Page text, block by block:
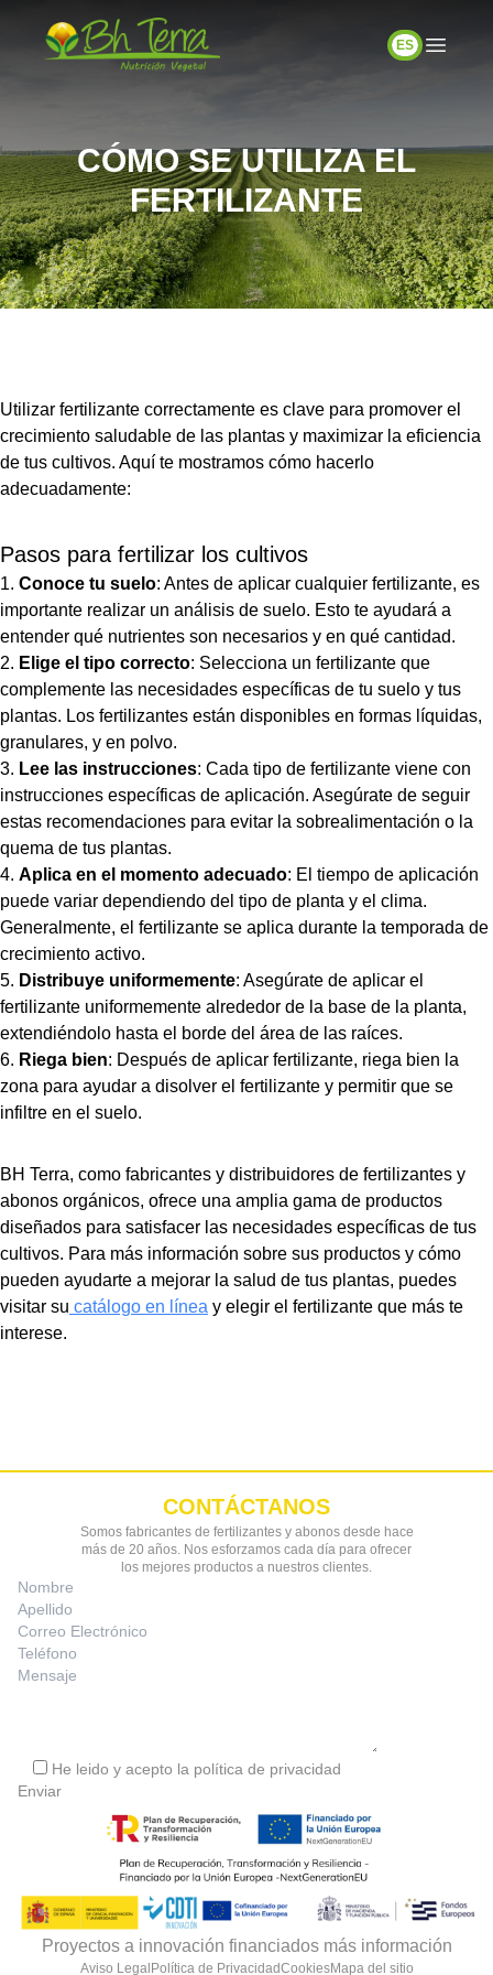
ES
CÓMO SE UTILIZA EL
FERTILIZANTE
Utilizar fertilizante correctamente es clave para promover el
crecimiento saludable de las plantas y maximizar la eficiencia
de tus cultivos. Aquí te mostramos cómo hacerlo
adecuadamente:
Pasos para fertilizar los cultivos
Conoce tu suelo: Antes de aplicar cualquier fertilizante, es
importante realizar un análisis de suelo. Esto te ayudará a
entender qué nutrientes son necesarios y en qué cantidad.
Elige el tipo correcto: Selecciona un fertilizante que
complemente las necesidades específicas de tu suelo y tus
plantas. Los fertilizantes están disponibles en formas líquidas,
granulares, y en polvo.
Lee las instrucciones: Cada tipo de fertilizante viene con
instrucciones específicas de aplicación. Asegúrate de seguir
estas recomendaciones para evitar la sobrealimentación o la
quema de tus plantas.
Aplica en el momento adecuado: El tiempo de aplicación
puede variar dependiendo del tipo de planta y el clima.
Generalmente, el fertilizante se aplica durante la temporada de
crecimiento activo.
Distribuye uniformemente: Asegúrate de aplicar el
fertilizante uniformemente alrededor de la base de la planta,
extendiéndolo hasta el borde del área de las raíces.
Riega bien: Después de aplicar fertilizante, riega bien la
zona para ayudar a disolver el fertilizante y permitir que se
infiltre en el suelo.
BH Terra, como fabricantes y distribuidores de fertilizantes y
abonos orgánicos, ofrece una amplia gama de productos
diseñados para satisfacer las necesidades específicas de tus
cultivos. Para más información sobre sus productos y cómo
pueden ayudarte a mejorar la salud de tus plantas, puedes
visitar su catálogo en línea y elegir el fertilizante que más te
interese.
CONTÁCTANOS
Somos fabricantes de fertilizantes y abonos desde hace
más de 20 años. Nos esforzamos cada día para ofrecer
los mejores productos a nuestros clientes.
He leido y acepto la política de privacidad
Proyectos a innovación financiados más información
Aviso LegalPolítica de PrivacidadCookiesMapa del sitio